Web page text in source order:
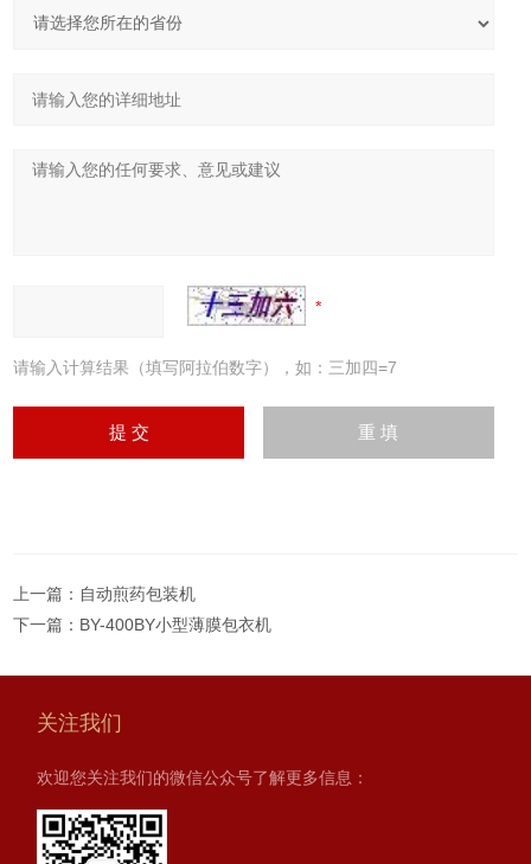
请输入计算结果（填写阿拉伯数字），如：三加四=7
上一篇： 自动煎药包装机
下一篇： BY-400BY小型薄膜包衣机
关注我们
欢迎您关注我们的微信公众号了解更多信息：